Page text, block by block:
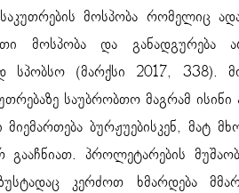
მოსპობა რომელიც
მოსპობა და განადგურება
(მარქსი 2017, 338).
საუბრობთო მაგრამ ისინი
ბურჟუებისკენ, მატ
პროლეტარების
კერძოთ ხმარდება